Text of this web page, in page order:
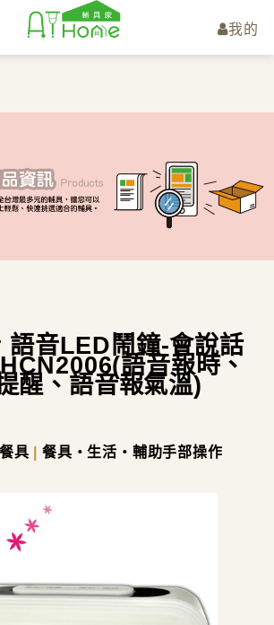
我的
語音LED鬧鐘-會說話
語音報時、
醒、語音報氣溫)
具 餐具・生活・輔助手部操作